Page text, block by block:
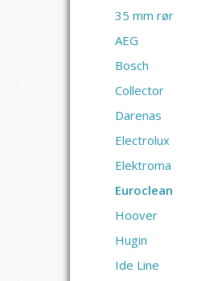
35 mm rør
AEG
Bosch
Collector
Darenas
Electrolux
Elektroma
Euroclean
Hoover
Hugin
Ide Line